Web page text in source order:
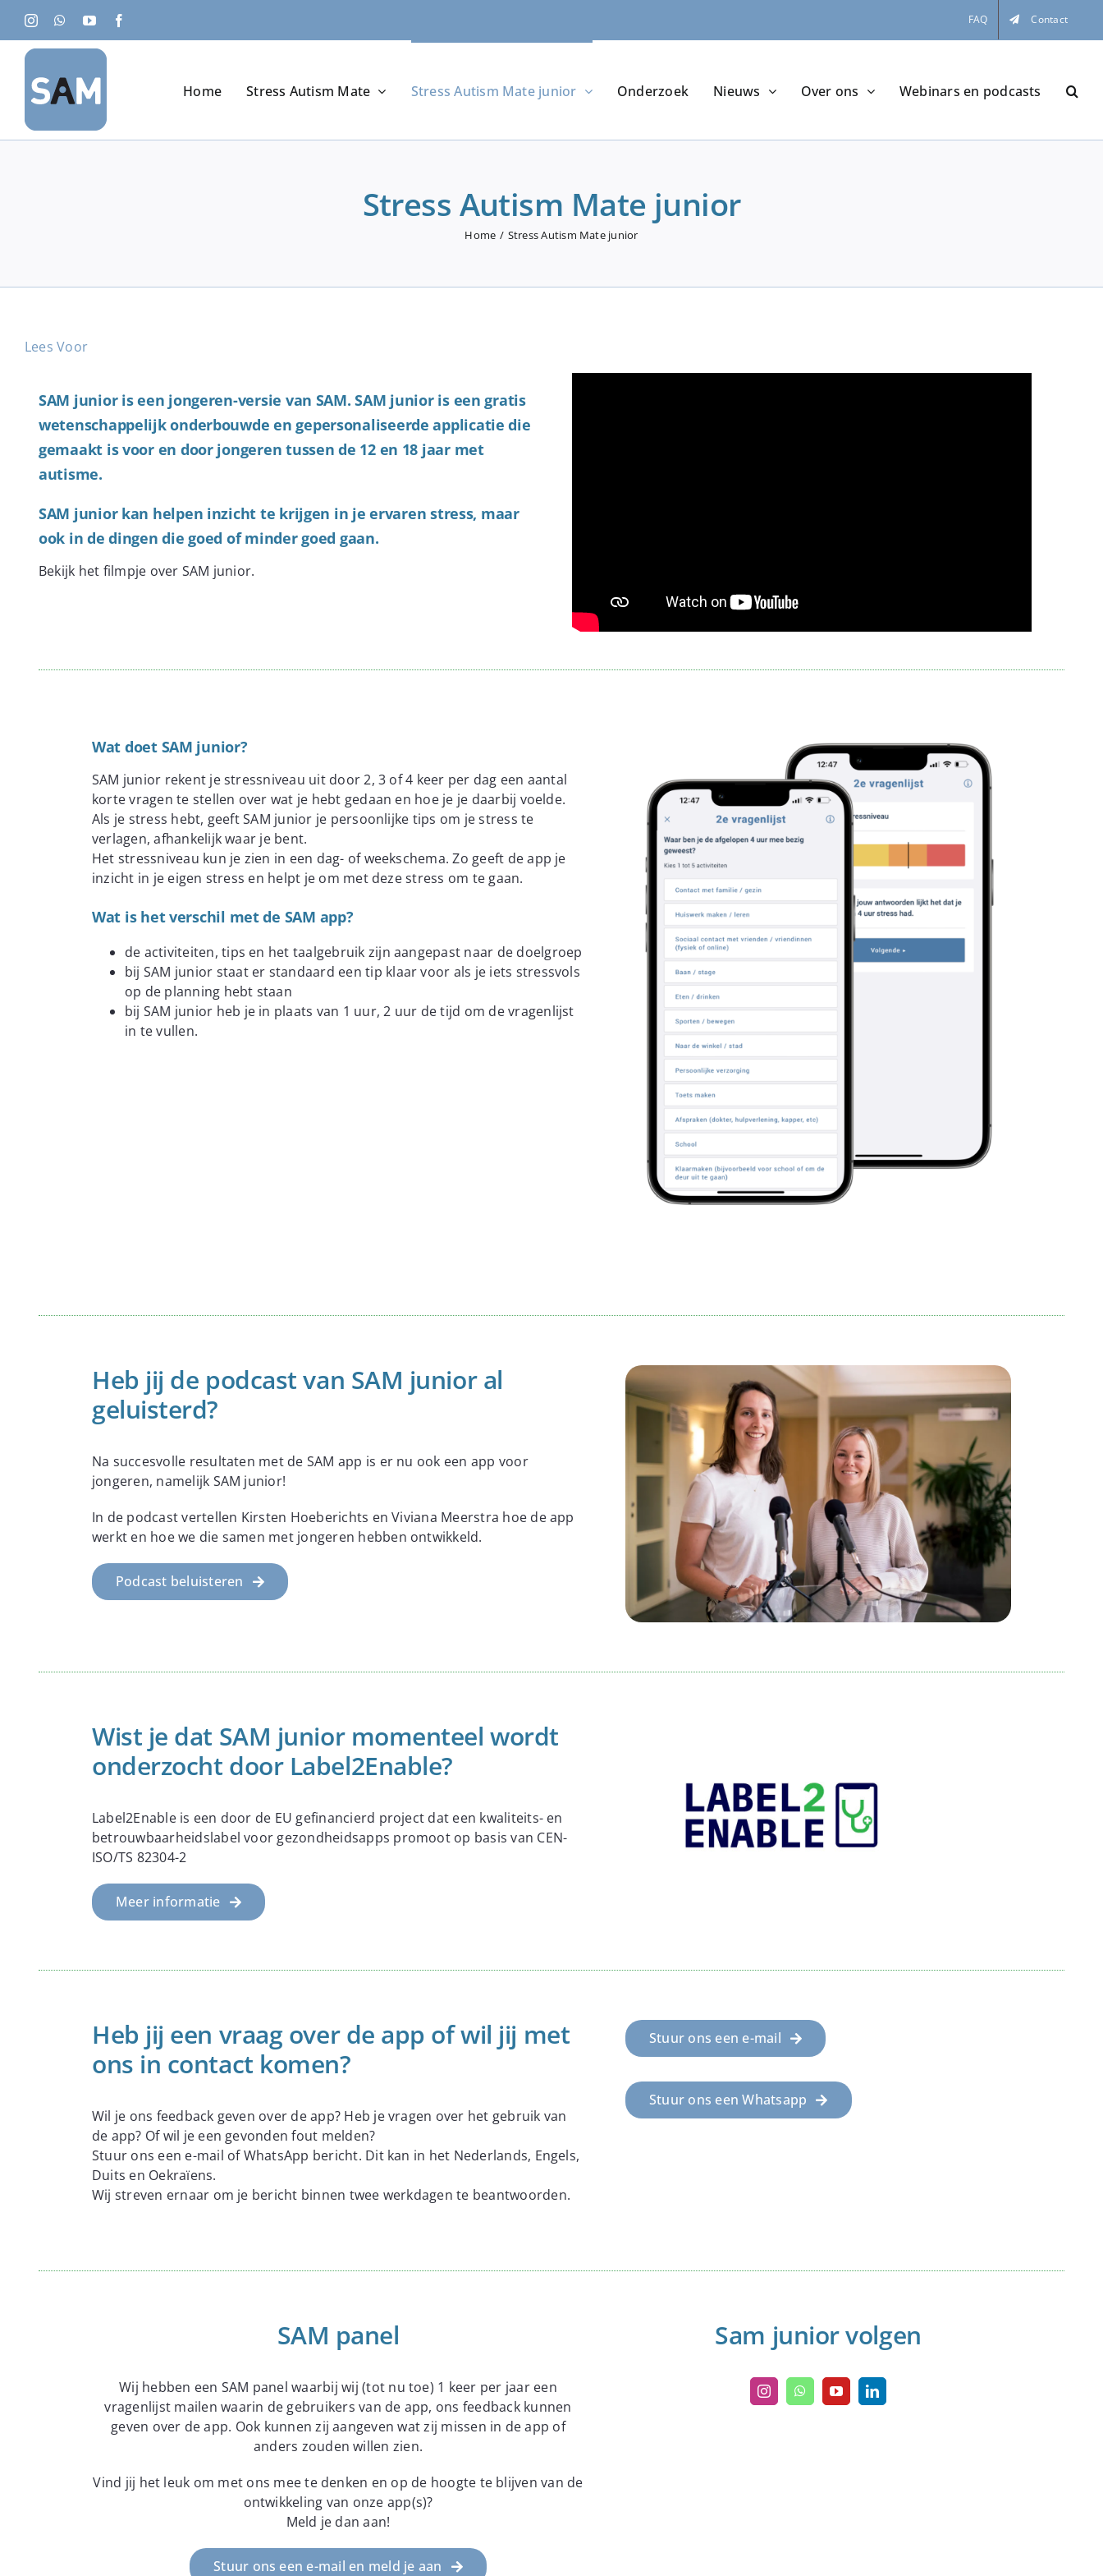
naar
inhoud
InstagramWhatsApp
YouTube FAQ Contact
Home Stress Autism Mate Stress Autism Mate junior Onderzoek Nieuws Over ons Webinars en podcasts
Stress Autism Mate junior
Home Stress Autism Mate junior
Lees Voor
SAM junior is een jongeren-versie van SAM. SAM junior is een gratis
wetenschappelijk onderbouwde en gepersonaliseerde applicatie die
gemaakt is voor en door jongeren tussen de 12 en 18 jaar met
autisme.
SAM junior kan helpen inzicht te krijgen in je ervaren stress, maar
ook in de dingen die goed of minder goed gaan.
Bekijk het filmpje over SAM junior.
Wat doet SAM junior?
SAM junior rekent je stressniveau uit door 2, 3 of 4 keer per dag een aantal
korte vragen te stellen over wat je hebt gedaan en hoe je je daarbij voelde.
Als je stress hebt, geeft SAM junior je persoonlijke tips om je stress te
verlagen, afhankelijk waar je bent.
Het stressniveau kun je zien in een dag- of weekschema. Zo geeft de app je
inzicht in je eigen stress en helpt je om met deze stress om te gaan.
Wat is het verschil met de SAM app?
de activiteiten, tips en het taalgebruik zijn aangepast naar de doelgroep
bij SAM junior staat er standaard een tip klaar voor als je iets stressvols
op de planning hebt staan
bij SAM junior heb je in plaats van 1 uur, 2 uur de tijd om de vragenlijst
in te vullen.
Heb jij de podcast van SAM junior al
geluisterd?
Na succesvolle resultaten met de SAM app is er nu ook een app voor
jongeren, namelijk SAM junior!
In de podcast vertellen Kirsten Hoeberichts en Viviana Meerstra hoe de app
werkt en hoe we die samen met jongeren hebben ontwikkeld.
Podcast beluisteren
Wist je dat SAM junior momenteel wordt
onderzocht door Label2Enable?
Label2Enable is een door de EU gefinancierd project dat een kwaliteits- en
betrouwbaarheidslabel voor gezondheidsapps promoot op basis van CEN-
ISO/TS 82304-2
Meer informatie
Heb jij een vraag over de app of wil jij met
ons in contact komen?
Wil je ons feedback geven over de app? Heb je vragen over het gebruik van
de app? Of wil je een gevonden fout melden?
Stuur ons een e-mail of WhatsApp bericht. Dit kan in het Nederlands, Engels,
Duits en Oekraïens.
Wij streven ernaar om je bericht binnen twee werkdagen te beantwoorden.
Stuur ons een e-mail
Stuur ons een Whatsapp
SAM panel
Wij hebben een SAM panel waarbij wij (tot nu toe) 1 keer per jaar een
vragenlijst mailen waarin de gebruikers van de app, ons feedback kunnen
geven over de app. Ook kunnen zij aangeven wat zij missen in de app of
anders zouden willen zien.
Vind jij het leuk om met ons mee te denken en op de hoogte te blijven van de
ontwikkeling van onze app(s)?
Meld je dan aan!
Stuur ons een e-mail en meld je aan
Sam junior volgen